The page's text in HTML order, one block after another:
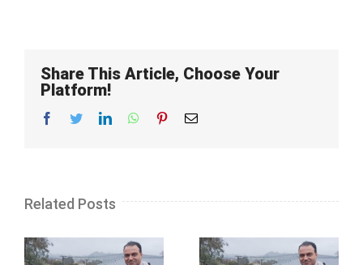
Share This Article, Choose Your
Platform!
Facebook
TwitterLinkedInWhatsApp
PinterestEmail
Related Posts